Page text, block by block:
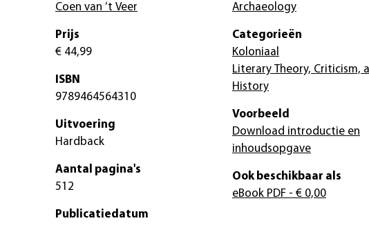
Coen van ‘t Veer
Prijs
€ 44,99
ISBN
9789464564310
Uitvoering
Hardback
Aantal pagina's
512
Publicatiedatum
Archaeology
Categorieën
Koloniaal
Literary Theory, Criticism,
History
Voorbeeld
Download introductie en
inhoudsopgave
Ook beschikbaar als
eBook PDF - € 0,00